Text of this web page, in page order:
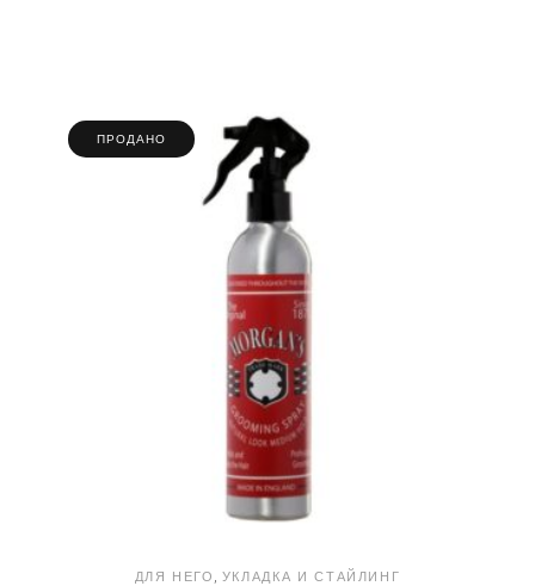
ПРОДАНО
ДЛЯ НЕГО УКЛАДКА И СТАЙЛИНГ